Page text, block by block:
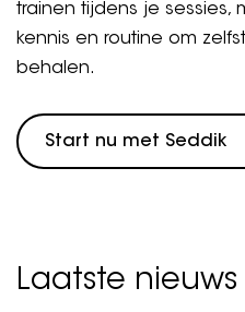
trainen tijdens je sessies,
kennis en routine om
behalen.
Start nu met Seddik
Laatste nieuws